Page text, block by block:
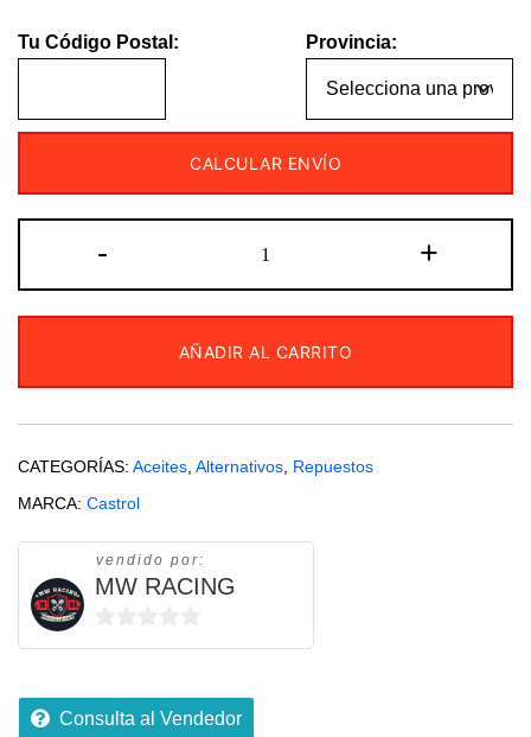
Tu Código Postal: Provincia:
CALCULAR ENVÍO
-
Castrol
Actevo
Mineral
cantidad
+
AÑADIR AL CARRITO
CATEGORÍAS: Aceites Alternativos Repuestos
MARCA: Castrol
vendido por:
MW RACING
0
5
Consulta al Vendedor